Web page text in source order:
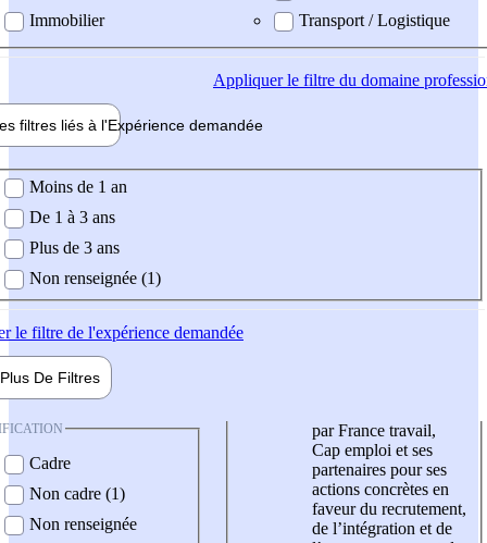
Immobilier
Transport / Logistique
Appliquerle filtre du domaine
filtres liés à l'Expérience demandée
demandée
Moins de 1 an
De 1 à 3 ans
Plus de 3 ans
Non renseignée (1)
le filtre de l'expérience demandée
Plus De Filtres
Cadre
Non cadre (1)
Non renseignée
par France travail,
Cap emploi et ses
partenaires pour ses
actions concrètes en
faveur du recrutement,
de l’intégration et de